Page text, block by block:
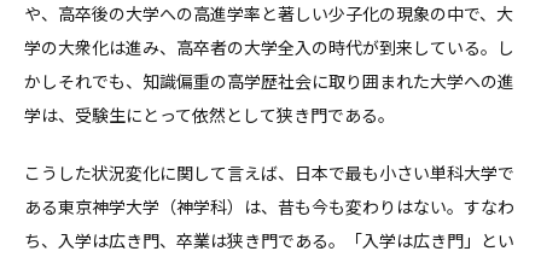
や、高卒後の大学への高進学率と著しい少子化の現象の中で、大
学の大衆化は進み、高卒者の大学全入の時代が到来している。し
かしそれでも、知識偏重の高学歴社会に取り囲まれた大学への進
学は、受験生にとって依然として狭き門である。
こうした状況変化に関して言えば、日本で最も小さい単科大学で
ある東京神学大学（神学科）は、昔も今も変わりはない。すなわ
ち、入学は広き門、卒業は狭き門である。「入学は広き門」とい